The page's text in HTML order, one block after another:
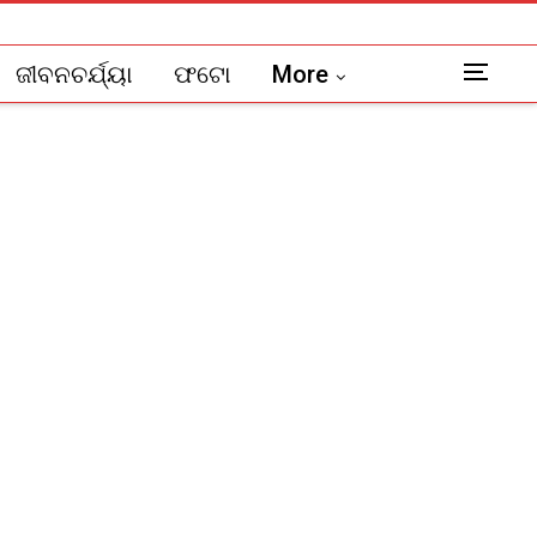
ଜୀବନଚର୍ଯ୍ୟା ଫଟୋ More